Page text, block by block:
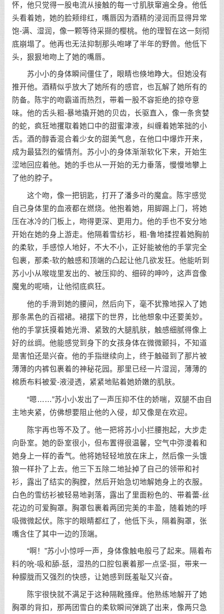
怀，他只觉得一股电流从接触的每一寸肌肤窜遍全身。他低
头看着她，她的脸颊绯红，嘴唇因为酒精的浸润而显得异常
饱-满、湿润，像一颗等待采撷的樱桃。他的理智在这一刻彻
底崩塌了。他再也无法抑制那头咆哮了半年的野兽。他低下
头，狠狠地吻上了她的嘴唇。
苏小小的身体瞬间僵住了，眼睛也倏地睁大。但她没有
推开他。酒精似乎放大了她所有的感官，也瓦解了她所有的
防备。陈宇的吻霸道而热烈，带着一股不容拒绝的掠夺意
味。他的舌头粗-暴地撬开她的贝齿，长驱直入，像一条贪婪
的蛇，疯狂地攫取着她口中的甜蜜津液，纠缠着她笨拙的小
舌。酒的醇香混合着少女的甜美气息，在他口中爆炸开来，
成为最猛烈的催情剂。苏小小的身体渐渐软化下来，开始生
涩地回应着他。她的手也从一开始的无力垂落，慢慢地攀上
了他的脖子。
这个吻，像一把钥匙，打开了潘多라的魔盒。陈宇感觉
自己身体里的血液都在燃烧。他抱着她，用脚踢上门，将她
压在冰冷的门板上，吻得更深、更用力。他的手也不安分地
开始在她的身上游走。他隔着雪纺衫，粗-鲁地揉捏着她胸前
的柔软，手感惊人地好，不大不小，正好能被他的手掌完全
包裹，那柔-软的触感和顶端的凸起让他几欲发狂。他能听到
苏小小从喉咙里发出的、被压抑的、细碎的呻吟，这声音像
魔鬼的呢喃，让他彻底疯狂。
他的手滑到她的腰间，然后向下，毫不犹豫地探入了她
那条黑色的百褶裙。裙摆下的世界，比他想象中还要美妙。
他的手掌抚摸着她光滑、紧致的大腿肌肤，触感细腻得像上
好的丝绸。他能感觉到身下的女孩身体在微微颤抖，不知道
是害怕还是兴奋。他的手指继续向上，终于触碰到了那片被
薄薄的内裤包裹着的神秘花园。那里已经一片湿润，薄薄的
棉质布料被爱-液浸透，紧紧地贴着她娇嫩的肌肤。
“嗯……”苏小小发出了一声压抑不住的娇喘，双腿不由自
主地夹紧，仿佛想要阻止他的入侵，却又像是在欢迎。
陈宇再也等不及了。他一把将苏小小拦腰抱起，大步走
向卧室。她的卧室很小，但布置得很温馨，空气中弥漫着和
她身上一样的香气。他将她轻轻地放在床上，然后像一头饿
狼一样扑了上去。他三下五除二地扯掉了自己的领带和衬
衫，露出了结实的胸膛，然后开始急切地解她身上的衣服。
白色的雪纺衫被轻易地剥落，露出了里面粉色的、带着蕾-丝
花边的可爱胸罩。胸罩包裹着两团完美的丰盈，随着她的呼
吸微微起伏。陈宇的眼睛都红了，他低下头，隔着胸罩，张
嘴含住了其中一边的顶端。
“啊！”苏小小惊呼一声，身体像触电般弓了起来。隔着布
料的吮-吸和舔-舐，湿热的口腔包裹着那一点坚-挺，带来一
种朦胧而又强烈的快感，让她感到既羞耻又兴奋。
陈宇很快就不满足于这种隔靴搔痒。他熟练地解开了她
胸罩的背扣，那两团雪白的柔软瞬间弹跳了出来，像两只急